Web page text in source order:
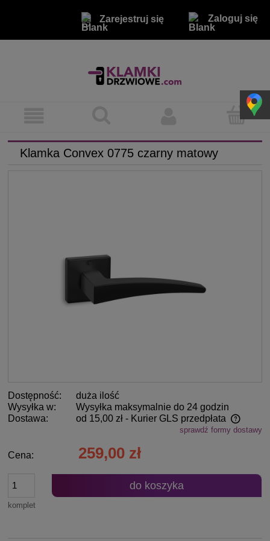
Zarejestruj się Zaloguj się
Klamka Convex 0775 czarny matowy
Dostępność:
duża ilość
Wysyłka w:
Wysyłka maksymalnie do 24 godzin
Dostawa:
od 15,00 zł - Kurier GLS przedpłata
Cena nie zawiera ewentualnych kosztów płatnościsprawdź formy dostawy
Cena: 259,00 zł
komplet
do koszyka